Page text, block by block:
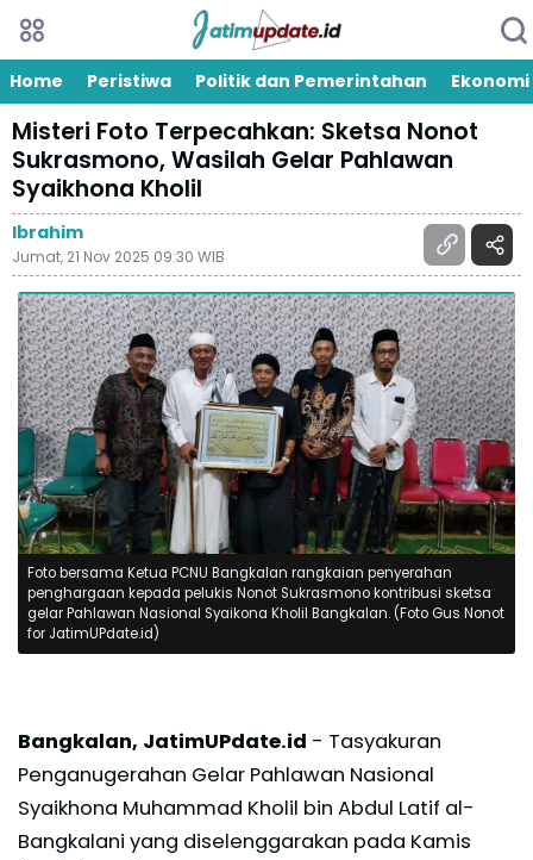
Home Peristiwa Politik dan Pemerintahan Ekonomi
Misteri Foto Terpecahkan: Sketsa Nonot
Sukrasmono, Wasilah Gelar Pahlawan
Syaikhona Kholil
Ibrahim
Jumat, 21 Nov 2025 09:30 WIB
Foto bersama Ketua PCNU Bangkalan rangkaian penyerahan
penghargaan kepada pelukis Nonot Sukrasmono kontribusi sketsa
gelar Pahlawan Nasional Syaikona Kholil Bangkalan. (Foto Gus Nonot
for JatimUPdate.id)
Bangkalan, JatimUPdate.id - Tasyakuran
Penganugerahan Gelar Pahlawan Nasional
Syaikhona Muhammad Kholil bin Abdul Latif al-
Bangkalani yang diselenggarakan pada Kamis